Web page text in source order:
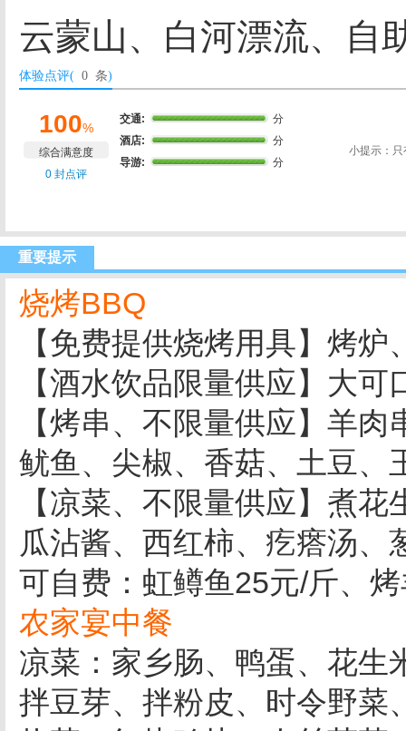
云蒙山、白河漂流、自
体验点评( 0 条)
100%
综合满意度
0 封点评
交通:
分
酒店:
分
导游:
分
小提示：
重要提示
烧烤BBQ
【免费提供烧烤用具】烤
【酒水饮品限量供应】大
【烤串、不限量供应】羊
鱿鱼、尖椒、香菇、土豆、
【凉菜、不限量供应】煮
瓜沾酱、西红柿、疙瘩汤、
可自费：虹鳟鱼25元/斤、
农家宴中餐
凉菜：家乡肠、鸭蛋、花生
拌豆芽、拌粉皮、时令野